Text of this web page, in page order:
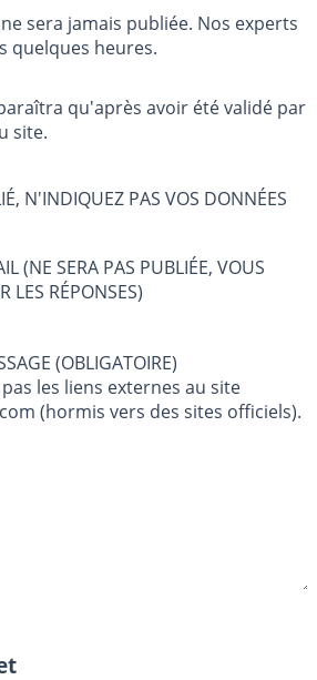
sera jamais publiée. Nos experts
quelques heures.
qu'après avoir été validé par
site.
N'INDIQUEZ PAS VOS DONNÉES
(NE SERA PAS PUBLIÉE, VOUS
LES RÉPONSES)
TEXTE DE VOTRE MESSAGE (OBLIGATOIRE)
les liens externes au site
(hormis vers des sites officiels).